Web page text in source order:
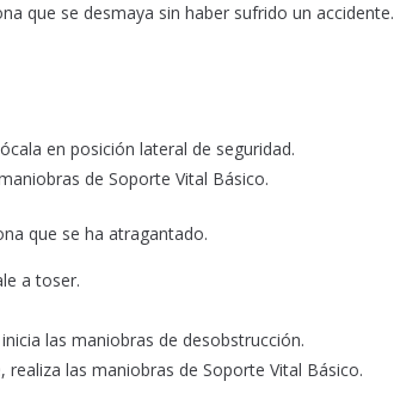
que se desmaya sin haber sufrido un accidente.
en posición lateral de seguridad.
de Soporte Vital Básico.
que se ha atragantado.
a toser.
las maniobras de desobstrucción.
realiza las maniobras de Soporte Vital Básico.